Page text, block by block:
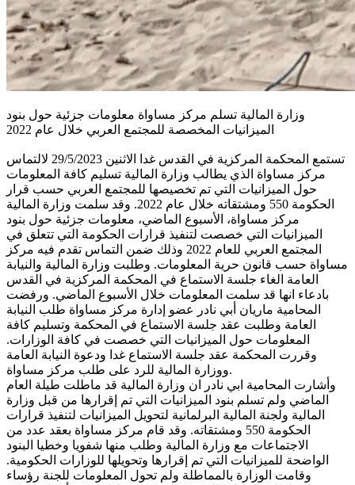
وزارة المالية تسلم مركز مساواة معلومات جزئية حول بنود
تستمع المحكمة المركزية في القدس غدا الاثنين 29/5/2023 لالتماس
مركز مساواة الذي يطالب وزارة المالية تسليم كافة المعلومات
حول الميزانيات التي تم تخصيصها للمجتمع العربي حسب قرار
الحكومة 550 ومشتقاته خلال عام 2022. وقد سلمت وزارة المالية
مركز مساواة، الأسبوع الماضي، معلومات جزئية حول بنود
الميزانيات التي خصصت لتنفيذ قرارات الحكومة التي تتعلق في
المجتمع العربي للعام 2022 وذلك ضمن التماس تقدم فيه مركز
مساواة حسب قانون حرية المعلومات. وطلبت وزارة المالية والنيابة
العامة الغاء جلسة الاستماع في المحكمة المركزية في القدس
بادعاء انها قد سلمت المعلومات خلال الأسبوع الماضي. ورفضت
المحامية ماريان أبي نادر عضو إدارة مركز مساواة طلب النيابة
العامة وطلبت عقد جلسة الاستماع في المحكمة وتسليم كافة
المعلومات حول الميزانيات التي خصصت في كافة الوزارات.
وقررت المحكمة عقد جلسة الاستماع غدا ودعوة النيابة العامة
ووزارة المالية للرد على طلب مركز مساواة.
وأشارت المحامية ابي نادر ان وزارة المالية قد ماطلت طيلة العام
الماضي ولم تسلم بنود الميزانيات التي تم إقرارها من قبل وزارة
المالية ولجنة المالية البرلمانية لتحويل الميزانيات لتنفيذ قرارات
الحكومة 550 ومشتقاته. وقد قام مركز مساواة بعقد عدد من
الاجتماعات مع وزارة المالية وطلب منها شفويا وخطيا البنود
الواضحة للميزانيات التي تم إقرارها وتحويلها للوزارات الحكومية.
وقامت الوزارة بالمماطلة ولم تحول المعلومات للجنة رؤساء